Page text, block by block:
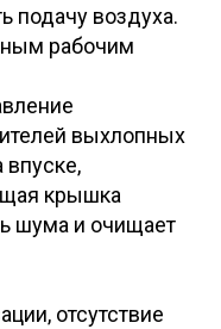
подачу воздуха.
рабочим
выхлопных
впуске,
крышка
шума и очищает
отсутствие